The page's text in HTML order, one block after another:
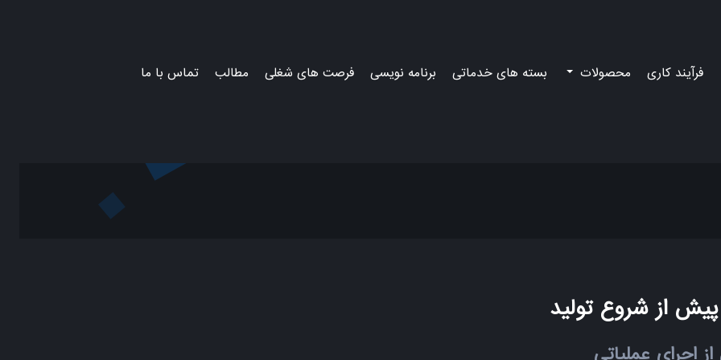
فرآیند کاری محصولات بسته های خدماتی برنامه نویسی فرصت های شغلی مطالب تماس با ما
از شروع تولید